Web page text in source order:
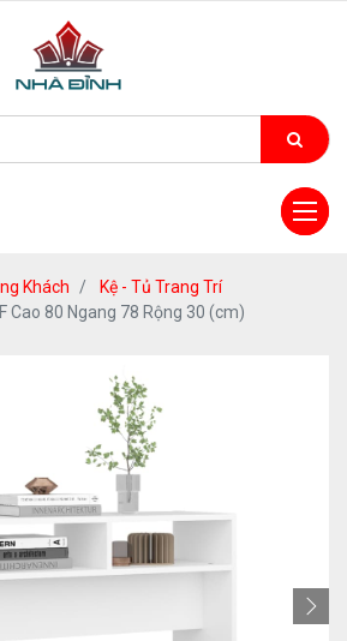
Khách
Kệ - Tủ Trang Trí
Cao 80 Ngang 78 Rộng 30 (cm)